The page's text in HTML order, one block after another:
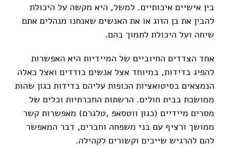
בין אישיים איכותיים. למשל, היא מקשה על היכולת
להבין את בן הזוג או את האנשים שאנחנו מנהלים אתם
שיחה ועל היכולת לתמוך בהם.
אחד הצדדים החיוביים של המיידיות היא האפשרות
להפיג בדידות, במיוחד אצל אנשים בודדים ואצל כאלה
הנמצאים בסיטואציות הכופות עליהם בדידות כגון שהות
ממושכת בבית חולים. הרשתות החברתיות וכלים של
מסרים מיידיים (כגון ווטסאפ ,טלגרם) מאפשרות קשר
ממושך ורציף עם בני משפחה וחברים, דבר המאפשר
להם להרגיש שייכים וקשורים לקהילה.